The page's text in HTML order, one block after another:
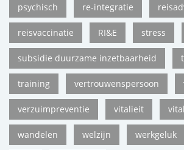
psychisch re-integratie
reisvaccinatie RI&E stress
subsidie duurzame inzetbaarheid
training vertrouwenspersoon
verzuimpreventie vitalieit
wandelen welzijn werkgeluk